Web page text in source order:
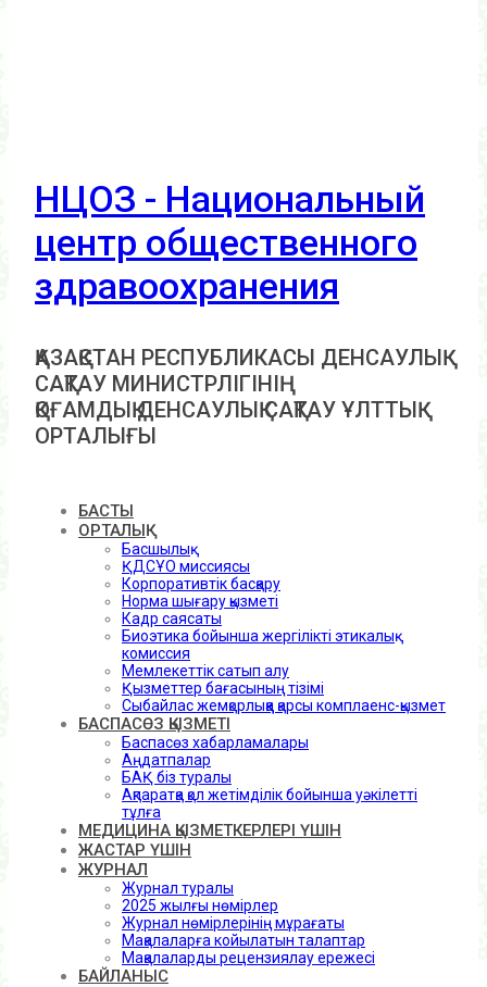
НЦОЗ - Национальный
центр общественного
здравоохранения
ҚАЗАҚСТАН РЕСПУБЛИКАСЫ ДЕНСАУЛЫҚ
САҚТАУ МИНИСТРЛІГІНІҢ
ҚОҒАМДЫҚ ДЕНСАУЛЫҚ САҚТАУ ҰЛТТЫҚ
ОРТАЛЫҒЫ
БАСТЫ
ОРТАЛЫҚ
Басшылық
ҚДСҰО миссиясы
Корпоративтік басқару
Норма шығару қызметі
Кадр саясаты
Биоэтика бойынша жергілікті этикалық
комиссия
Мемлекеттік сатып алу
Қызметтер бағасының тізімі
Сыбайлас жемқорлыққа қарсы комплаенс-қызмет
БАСПАСӨЗ ҚЫЗМЕТІ
Баспасөз хабарламалары
Аңдатпалар
БАҚ біз туралы
Ақпаратқа қол жетімділік бойынша уәкілетті
тұлға
МЕДИЦИНА ҚЫЗМЕТКЕРЛЕРІ ҮШІН
ЖАСТАР ҮШІН
ЖУРНАЛ
Журнал туралы
2025 жылғы нөмірлер
Журнал нөмірлерінің мұрағаты
Мақалаларға койылатын талаптар
Мақалаларды рецензиялау ережесі
БАЙЛАНЫС